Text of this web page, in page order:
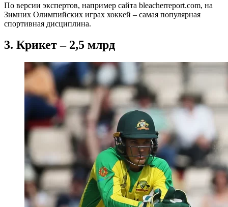
По версии экспертов, например сайта bleacherreport.com, на
Зимних Олимпийских играх хоккей – самая популярная
спортивная дисциплина.
3. Крикет – 2,5 млрд